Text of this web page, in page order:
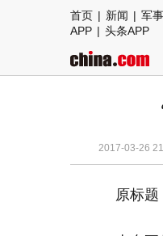
首页 | 新闻 | 军事
APP | 头条APP
2017-03-26
原标